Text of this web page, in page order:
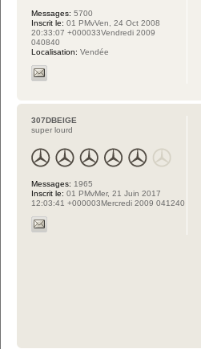
Messages: 5700
Inscrit le: 01 PMvVen, 24 Oct 2008
20:33:07 +000033Vendredi 2009
040840
Localisation: Vendée
307DBEIGE
super lourd
Messages: 1965
Inscrit le: 01 PMvMer, 21 Juin 2017
12:03:41 +000003Mercredi 2009 041240